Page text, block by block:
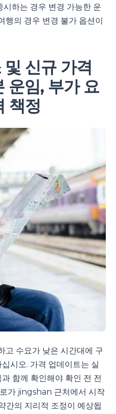
하는 경우 변경 가능한 운
행의 경우 변경 불가 옵션이
신규 가격
운임, 부가 요
책정
고 수요가 낮은 시간대에 구
시오. 가격 업데이트는 실
함께 확인해야 확인 전 전
가 jingshan 근처에서 시작
간의 지리적 조정이 예상됩